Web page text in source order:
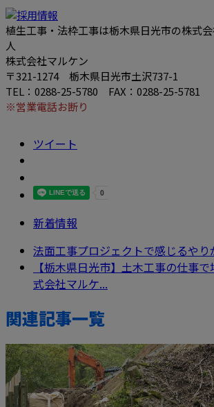
植生工事・法枠工事は栃木県日光市の株式
人
株式会社マルケン
〒321-1274 栃木県日光市土沢737-1
TEL：0288-25-5780 FAX：0288-25-5781
※営業電話お断り
ツイート
新着情報
法面工事プロジェクトで感じるやり
【栃木県日光市】土木工事の仕事
式会社マルケ...
関連記事一覧